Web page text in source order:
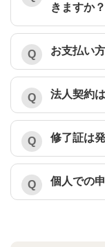
きますか？
お支払い
法人契約
修了証は
個人での